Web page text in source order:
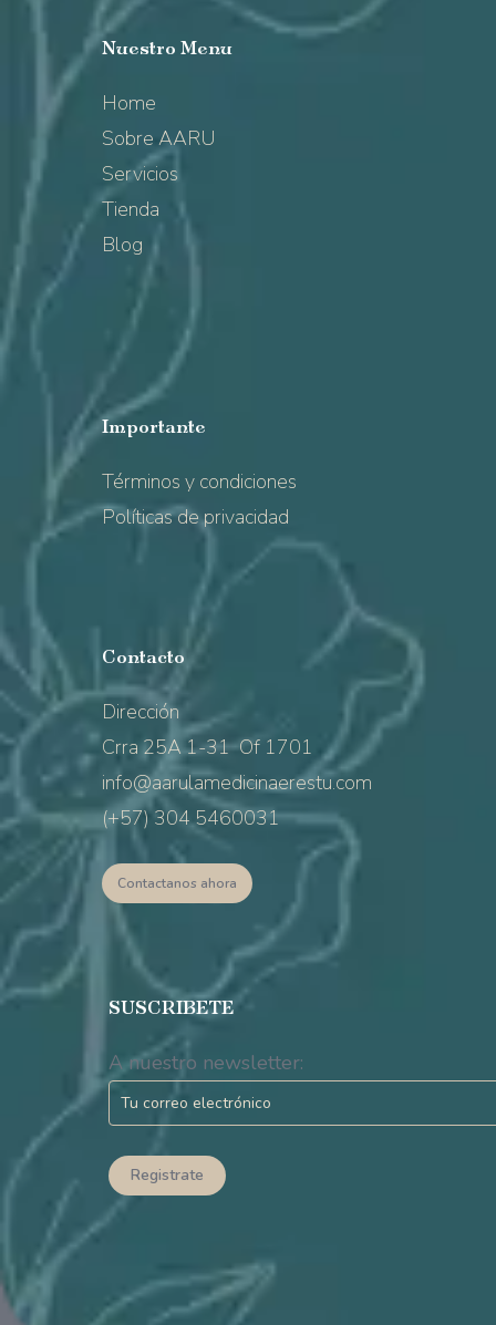
Nuestro Menu
Home
Sobre AARU
Servicios
Tienda
Blog
Importante
Términos y condiciones
Políticas de privacidad
Contacto
Dirección
Crra 25A 1-31 Of 1701
info@aarulamedicinaerestu.com
(+57) 304 5460031
Contactanos ahora
SUSCRIBETE
A nuestro newsletter: